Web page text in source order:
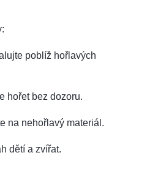
poblíž hořlavých
hořet bez dozoru.
na nehořlavý materiál.
dětí a zvířat.